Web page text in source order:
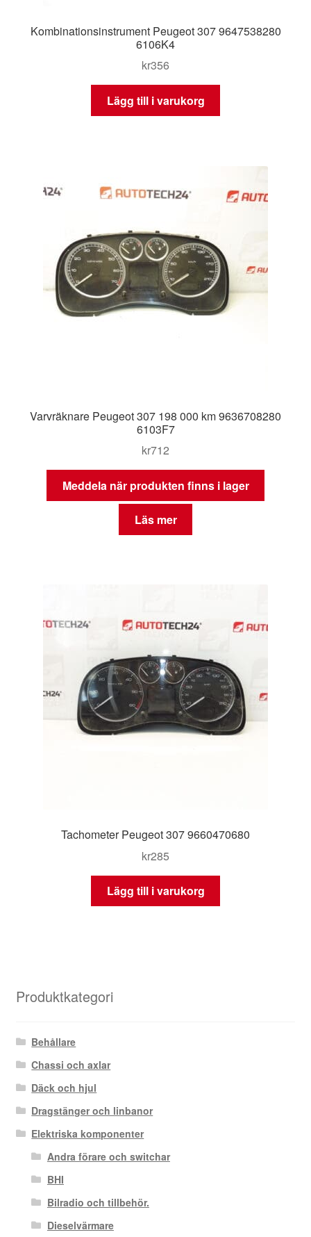
Kombinationsinstrument Peugeot 307 9647538280
6106K4
kr356
Lägg till i varukorg
Varvräknare Peugeot 307 198 000 km 9636708280
6103F7
kr712
Meddela när produkten finns i lager
Läs mer
Tachometer Peugeot 307 9660470680
kr285
Lägg till i varukorg
Produktkategori
Behållare
Chassi och axlar
Däck och hjul
Dragstänger och linbanor
Elektriska komponenter
Andra förare och switchar
BHI
Bilradio och tillbehör.
Dieselvärmare